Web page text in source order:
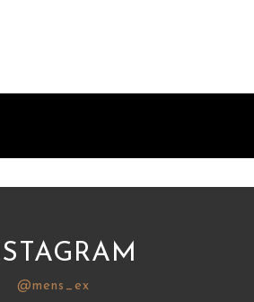
@mens_ex